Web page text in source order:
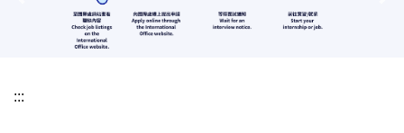
:::